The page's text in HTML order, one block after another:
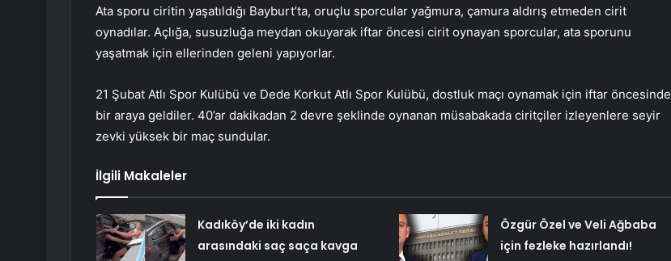
Ata sporu ciritin yaşatıldığı Bayburt’ta, oruçlu sporcular yağmura, çamura aldırış etmeden cirit
oynadılar. Açlığa, susuzluğa meydan okuyarak iftar öncesi cirit oynayan sporcular, ata sporunu
yaşatmak için ellerinden geleni yapıyorlar.
21 Şubat Atlı Spor Kulübü ve Dede Korkut Atlı Spor Kulübü, dostluk maçı oynamak için iftar öncesinde
bir araya geldiler. 40’ar dakikadan 2 devre şeklinde oynanan müsabakada ciritçiler izleyenlere seyir
zevki yüksek bir maç sundular.
İlgili Makaleler
Kadıköy’de iki kadın
arasındaki saç saça kavga
Özgür Özel ve Veli Ağbaba
için fezleke hazırlandı!